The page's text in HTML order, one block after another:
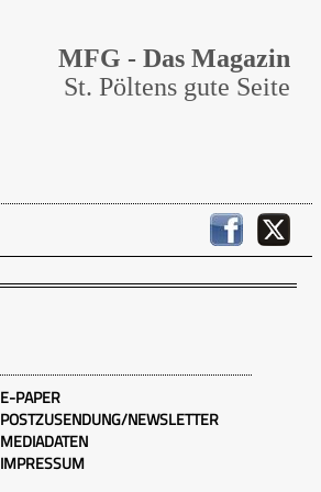
MFG - Das Magazin
St. Pöltens gute Seite
E-PAPER
POSTZUSENDUNG/NEWSLETTER
MEDIADATEN
IMPRESSUM